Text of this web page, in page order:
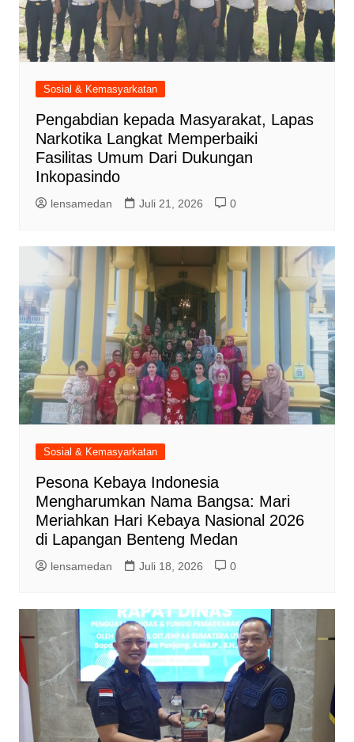
Sosial & Kemasyarkatan
Pengabdian kepada Masyarakat, Lapas
Narkotika Langkat Memperbaiki
Fasilitas Umum Dari Dukungan
Inkopasindo
lensamedan Juli 21, 2026 0
Sosial & Kemasyarkatan
Pesona Kebaya Indonesia
Mengharumkan Nama Bangsa: Mari
Meriahkan Hari Kebaya Nasional 2026
di Lapangan Benteng Medan
lensamedan Juli 18, 2026 0